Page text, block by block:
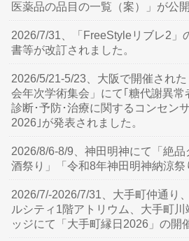
医薬品の品目の一覧（案）」が公
2026/7/31、「FreeStyleリブレ2」
書等が改訂されました。
2026/5/21-5/23、大阪で開催され
会年次学術集会」にて｢糖代謝異
診断･予防･治療に関するコンセン
2026｣が発表されました。
2026/8/6-8/9、神田明神にて「絶
酒祭り」「令和8年神田明神納涼祭
2026/7/-2026/7/31、大手町仲通り
ルシティ1階アトリウム、大手町
ッジにて「大手町縁日2026」の開